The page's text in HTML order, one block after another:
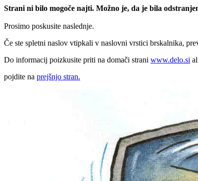
Strani ni bilo mogoče najti. Možno je, da je bila
Prosimo poskusite naslednje.
Če ste spletni naslov vtipkali v naslovni vrstici brskalnika,
Do informacij poizkusite priti na domači strani www.delo.si
pojdite na prejšnjo stran.